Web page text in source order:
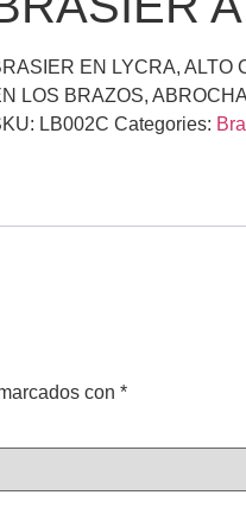
EN LYCRA, ALTO
LOS BRAZOS,
LB002C Categories:
con *